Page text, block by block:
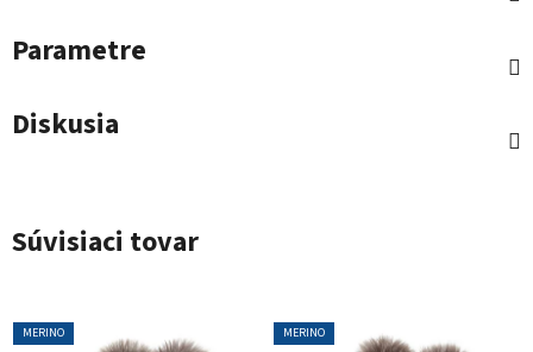
Parametre
Diskusia
Súvisiaci tovar
MERINO MERINO